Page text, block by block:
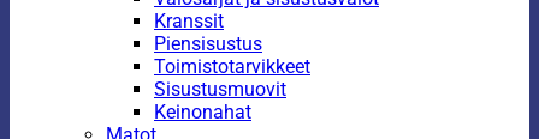
Kranssit
Piensisustus
Toimistotarvikkeet
Sisustusmuovit
Keinonahat